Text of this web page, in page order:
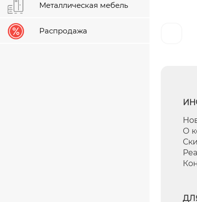
О
Металлическая мебель
Распродажа